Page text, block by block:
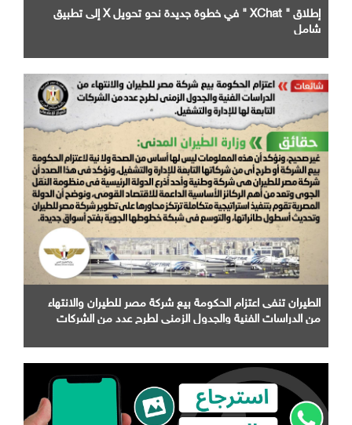
إطلاق " XChat " في خطوة جديدة نحو تحويل X إلى تطبيق
شامل
الطيران تنفى اعتزام الحكومة بيع شركة مصر للطيران والانتهاء
من الدراسات الفنية والجدول الزمني لطرح عدد من الشركات